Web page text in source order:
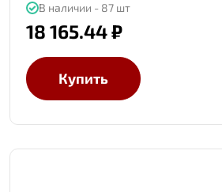
В наличии - 87 шт
18 165.44 ₽
Купить